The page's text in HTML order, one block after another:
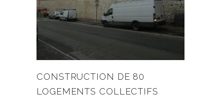
CONSTRUCTION DE 80
LOGEMENTS COLLECTIFS